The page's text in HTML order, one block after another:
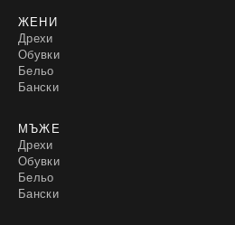
ЖЕНИ
Дрехи
Обувки
Бельо
Бански
МЪЖЕ
Дрехи
Обувки
Бельо
Бански